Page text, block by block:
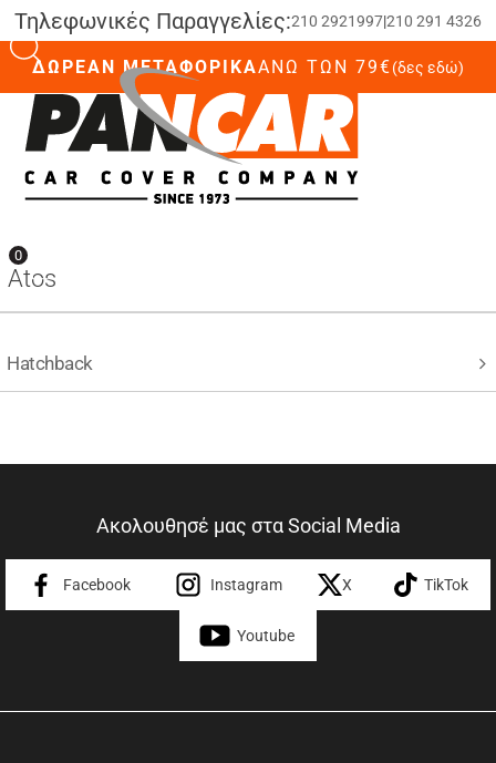
Τηλεφωνικές Παραγγελίες:210 2921997|210 291 4326
ΔΩΡΕΑΝ ΜΕΤΑΦΟΡΙΚΑΆΝΩ ΤΩΝ 79€(δες εδώ)
0
Atos
Hatchback
Ακολουθησέ μας στα Social Media
Facebook Instagram X TikTok
Youtube